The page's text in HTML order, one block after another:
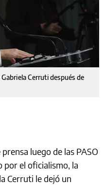
Cerruti después de
luego de las PASO
por el oficialismo, la
Cerruti le dejó un